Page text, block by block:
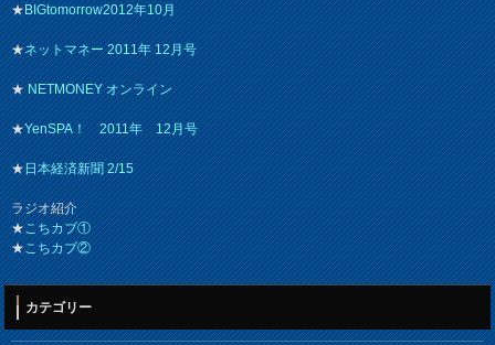
★BIGtomorrow2012年10月
★ネットマネー 2011年 12月号
★NETMONEY オンライン
★YenSPA！ 2011年 12月号
★日本経済新聞 2/15
ラジオ紹介
★こちカブ①
★こちカブ②
カテゴリー